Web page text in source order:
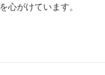
がけています。